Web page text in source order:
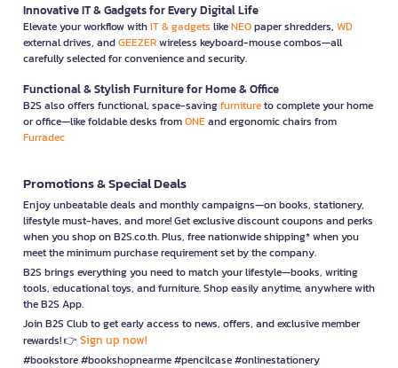
Innovative IT & Gadgets for Every Digital Life
Elevate your workflow withIT & gadgets likeNEOpaper shredders, WD
external drives, andGEEZERwireless keyboard-mouse combos—all
carefully selected for convenience and security.
Functional & Stylish Furniture for Home & Office
B2S also offers functional, space-savingfurnitureto complete your home
or office—like foldable desks fromONEand ergonomic chairs from
Furradec
Promotions & Special Deals
Enjoy unbeatable deals and monthly campaigns—on books, stationery,
lifestyle must-haves, and more! Get exclusive discount coupons and perks
when you shop on B2S.co.th. Plus, free nationwide shipping* when you
meet the minimum purchase requirement set by the company.
B2S brings everything you need to match your lifestyle—books, writing
tools, educational toys, and furniture. Shop easily anytime, anywhere with
the B2S App.
Join B2S Club to get early access to news, offers, and exclusive member
rewards! 👉 Sign up now!
#bookstore #bookshopnearme #pencilcase #onlinestationery